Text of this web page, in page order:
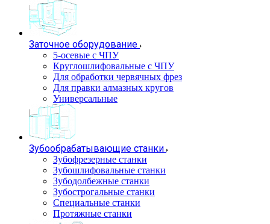
Заточное оборудование
5-осевые с ЧПУ
Круглошлифовальные с ЧПУ
Для обработки червячных фрез
Для правки алмазных кругов
Универсальные
Зубообрабатывающие станки
Зубофрезерные станки
Зубошлифовальные станки
Зубодолбежные станки
Зубострогальные станки
Специальные станки
Протяжные станки